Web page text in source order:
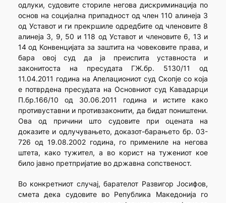
одлуки, судовите сториле негова дискриминација по
основ на социјална припадност од член 110 алинеја 3
од Уставот и ги прекршиле одредбите од членовите 8
алинеја 3, 9, 50 и 118 од Уставот и членовите 6, 13 и
14 од Конвенцијата за заштита на човековите права, и
бара овој суд да ја преиспита уставноста и
законитоста на пресудата ГЖ.бр. 5130/11 од
11.04.2011 година на Апелациониот суд Скопје со која
е потврдена пресудата на Основниот суд Кавадарци
П.бр.166/10 од 30.06.2011 година и истите како
противуставни и противзаконити, да бидат поништени.
Ова од причини што судовите при оцената на
доказите и одлучувањето, доказот-барањето бр. 03-
726 од 19.08.2002 година, го примениле на негова
штета, како тужител, а во корист на тужениот кое
било јавно претпријатие во државна сопственост.
Во конкретниот случај, барателот Развигор Јосифов,
смета дека судовите во Република Македонија го